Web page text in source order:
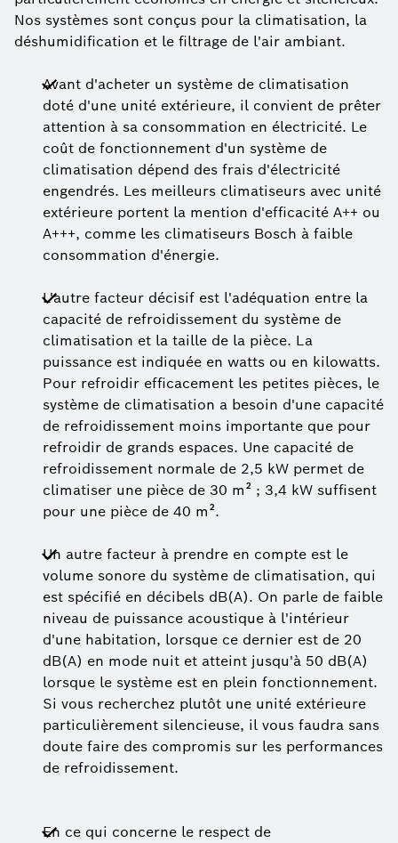
Nos systèmes sont conçus pour la climatisation, la
déshumidification et le filtrage de l'air ambiant.
Avant d'acheter un système de climatisation
doté d'une unité extérieure, il convient de prêter
attention à sa consommation en électricité. Le
coût de fonctionnement d'un système de
climatisation dépend des frais d'électricité
engendrés. Les meilleurs climatiseurs avec unité
extérieure portent la mention d'efficacité A++ ou
A+++, comme les climatiseurs Bosch à faible
consommation d'énergie.
L'autre facteur décisif est l'adéquation entre la
capacité de refroidissement du système de
climatisation et la taille de la pièce. La
puissance est indiquée en watts ou en kilowatts.
Pour refroidir efficacement les petites pièces, le
système de climatisation a besoin d'une capacité
de refroidissement moins importante que pour
refroidir de grands espaces. Une capacité de
refroidissement normale de 2,5 kW permet de
climatiser une pièce de 30 m² ; 3,4 kW suffisent
pour une pièce de 40 m².
Un autre facteur à prendre en compte est le
volume sonore du système de climatisation, qui
est spécifié en décibels dB(A). On parle de faible
niveau de puissance acoustique à l'intérieur
d'une habitation, lorsque ce dernier est de 20
dB(A) en mode nuit et atteint jusqu'à 50 dB(A)
lorsque le système est en plein fonctionnement.
Si vous recherchez plutôt une unité extérieure
particulièrement silencieuse, il vous faudra sans
doute faire des compromis sur les performances
de refroidissement.
En ce qui concerne le respect de